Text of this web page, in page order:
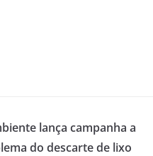
lança campanha a
do descarte de lixo